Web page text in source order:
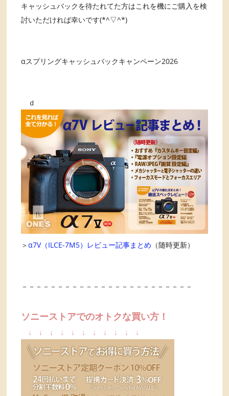
キャッシュバックを待たれてた方はこれを機にご購入を検
討いただければ幸いです(*^▽^*)
αスプリングキャッシュバックキャンペーン2026
ｄ
＞α7V（ILCE-7M5）レビュー記事まとめ （随時更新）
－－－－－－－－－－－－－－－－－－－－－－－－
ソニーストアでのオトクな買い方！
↓ ↓ ↓ ↓ ↓ ↓ ↓ ↓ ↓ ↓ ↓